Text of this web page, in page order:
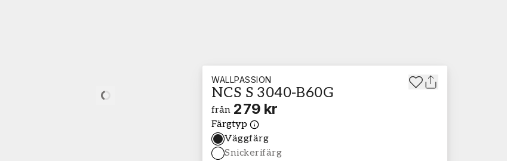
Loading…
WALLPASSION
NCS S 3040-B60G
från 279 kr
Färgtyp
Väggfärg
Snickerifärg